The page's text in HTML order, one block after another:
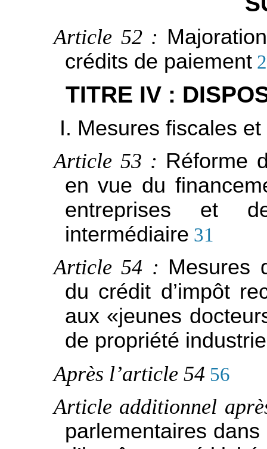
Article 52 :
crédits de paiement
TITRE IV :
I. Mesures fiscales
Article 53 : Réforme
en vue du
entreprises et
intermédiaire 31
Article 54 : Mesures
du crédit d’impôt
aux «jeunes
de propriété
Après l’article 5456
Article additionnel
parlementaires